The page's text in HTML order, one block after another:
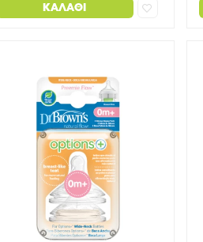
ΚΑΛΆΘΙ